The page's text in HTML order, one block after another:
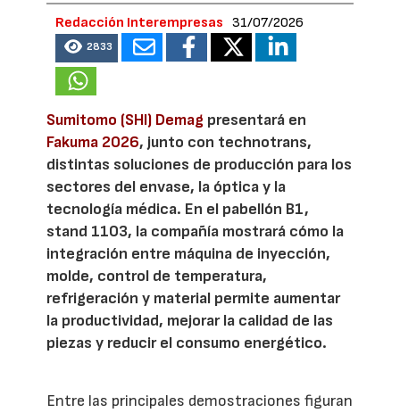
Redacción Interempresas 31/07/2026
2833
Sumitomo (SHI) Demag presentará en
Fakuma 2026, junto con technotrans,
distintas soluciones de producción para los
sectores del envase, la óptica y la
tecnología médica. En el pabellón B1,
stand 1103, la compañía mostrará cómo la
integración entre máquina de inyección,
molde, control de temperatura,
refrigeración y material permite aumentar
la productividad, mejorar la calidad de las
piezas y reducir el consumo energético.
Entre las principales demostraciones figuran